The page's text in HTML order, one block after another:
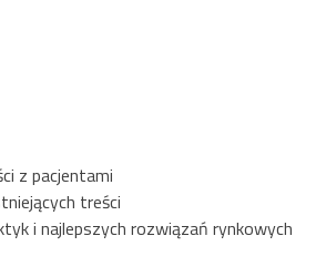
z pacjentami
treści
i najlepszych rozwiązań rynkowych